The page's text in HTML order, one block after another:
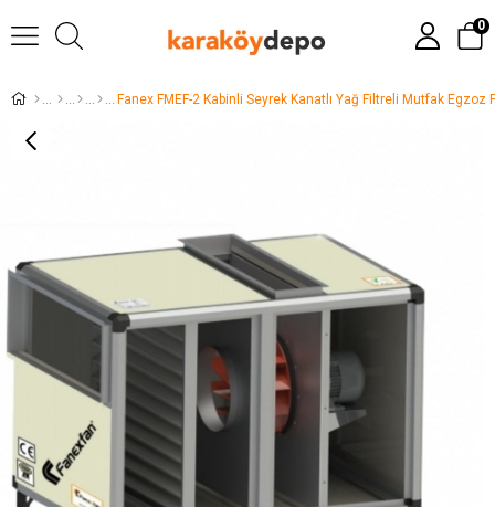
0
Fanex FMEF-2 Kabinli Seyrek Kanatlı Yağ Filtreli Mutfak Egzoz